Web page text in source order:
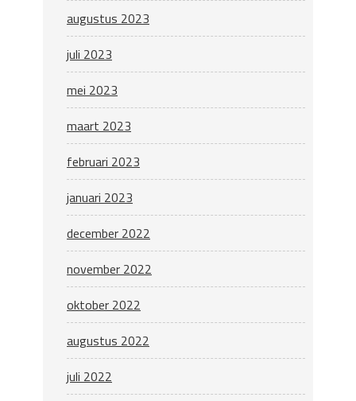
augustus 2023
juli 2023
mei 2023
maart 2023
februari 2023
januari 2023
december 2022
november 2022
oktober 2022
augustus 2022
juli 2022